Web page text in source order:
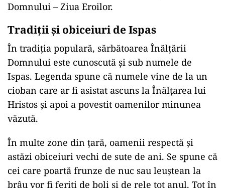
Domnului – Ziua Eroilor.
Tradiții și obiceiuri de Ispas
În tradiția populară, sărbătoarea Înălțării
Domnului este cunoscută și sub numele de
Ispas. Legenda spune că numele vine de la un
cioban care ar fi asistat ascuns la Înălțarea lui
Hristos și apoi a povestit oamenilor minunea
văzută.
În multe zone din țară, oamenii respectă și
astăzi obiceiuri vechi de sute de ani. Se spune că
cei care poartă frunze de nuc sau leuștean la
brâu vor fi feriți de boli și de rele tot anul. Tot în